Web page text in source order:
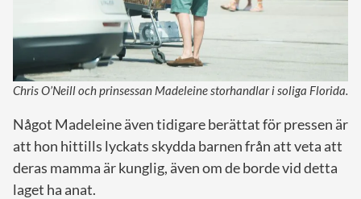
Chris O’Neill och prinsessan Madeleine storhandlar i soliga Florida.
Något Madeleine även tidigare berättat för pressen är
att hon hittills lyckats skydda barnen från att veta att
deras mamma är kunglig, även om de borde vid detta
laget ha anat.